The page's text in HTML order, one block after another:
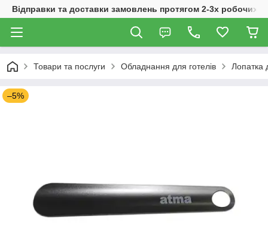
Відправки та доставки замовлень протягом 2-3х робочих
Товари та послуги Обладнання для готелів Лопатка
–5%